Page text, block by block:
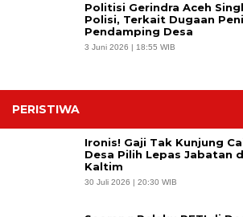
Politisi Gerindra Aceh
Polisi, Terkait Dugaan
Pendamping Desa
3 Juni 2026 | 18:55 WIB
PERISTIWA
Ironis! Gaji Tak Kunjung
Desa Pilih Lepas Jabatan
Kaltim
30 Juli 2026 | 20:30 WIB